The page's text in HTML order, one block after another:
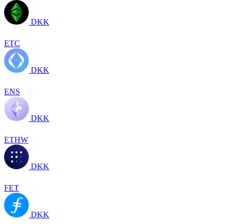
DKK
ETC
DKK
ENS
DKK
ETHW
DKK
FET
DKK